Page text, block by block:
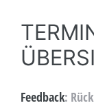
Feedback: